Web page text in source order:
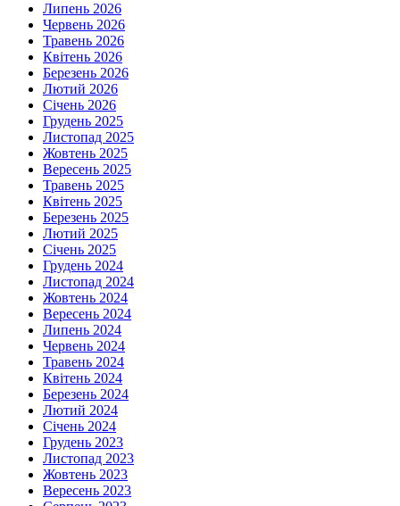
Липень 2026
Червень 2026
Травень 2026
Квітень 2026
Березень 2026
Лютий 2026
Січень 2026
Грудень 2025
Листопад 2025
Жовтень 2025
Вересень 2025
Травень 2025
Квітень 2025
Березень 2025
Лютий 2025
Січень 2025
Грудень 2024
Листопад 2024
Жовтень 2024
Вересень 2024
Липень 2024
Червень 2024
Травень 2024
Квітень 2024
Березень 2024
Лютий 2024
Січень 2024
Грудень 2023
Листопад 2023
Жовтень 2023
Вересень 2023